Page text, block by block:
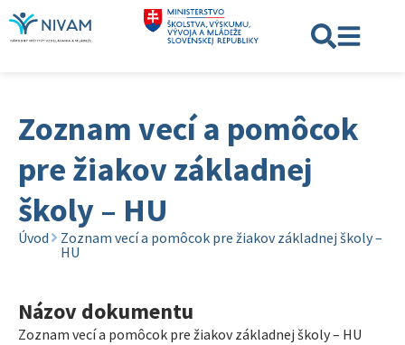
Zoznam vecí a pomôcok
pre žiakov základnej
školy – HU
Úvod
Zoznam vecí a pomôcok pre žiakov základnej školy –
HU
Názov dokumentu
Zoznam vecí a pomôcok pre žiakov základnej školy – HU